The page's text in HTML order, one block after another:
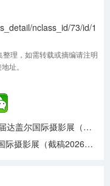
nclass_id/73/id/1
理，如需转载或摘编请注明
址。
际摄影展（截稿2026年4月11日）
（截稿2026年4月15日）